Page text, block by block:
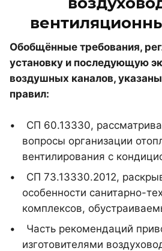
Обобщённые требования,
установку и последующую
воздушных каналов,
правил:
СП 60.13330,
вопросы организации
вентилирования с
СП 73.13330.2012,
особенности санитарно-
комплексов,
Часть рекомендаций
изготовителями